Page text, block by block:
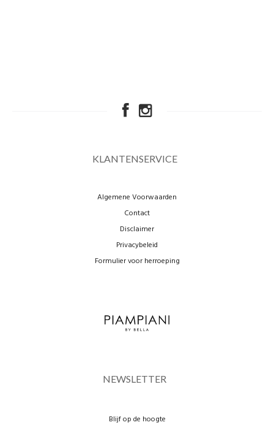
KLANTENSERVICE
Algemene Voorwaarden
Contact
Disclaimer
Privacybeleid
Formulier voor herroeping
NEWSLETTER
Blijf op de hoogte